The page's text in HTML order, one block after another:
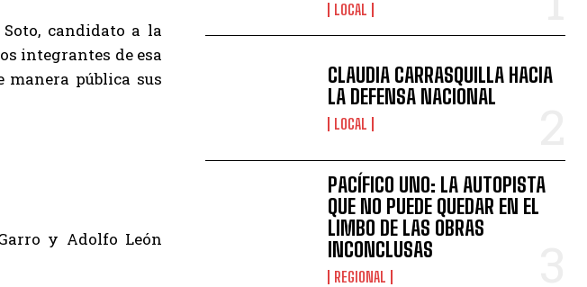
candidato a la
integrantes de esa
pública sus
y Adolfo León
LOCAL
CLAUDIA CARRASQUILLA HACIA
LA DEFENSA NACIONAL
LOCAL
PACÍFICO UNO: LA AUTOPISTA
QUE NO PUEDE QUEDAR EN EL
LIMBO DE LAS OBRAS
INCONCLUSAS
REGIONAL